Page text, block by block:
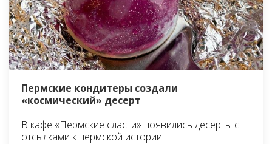
Пермские кондитеры создали
«космический» десерт
В кафе «Пермские сласти» появились десерты с
отсылками к пермской истории